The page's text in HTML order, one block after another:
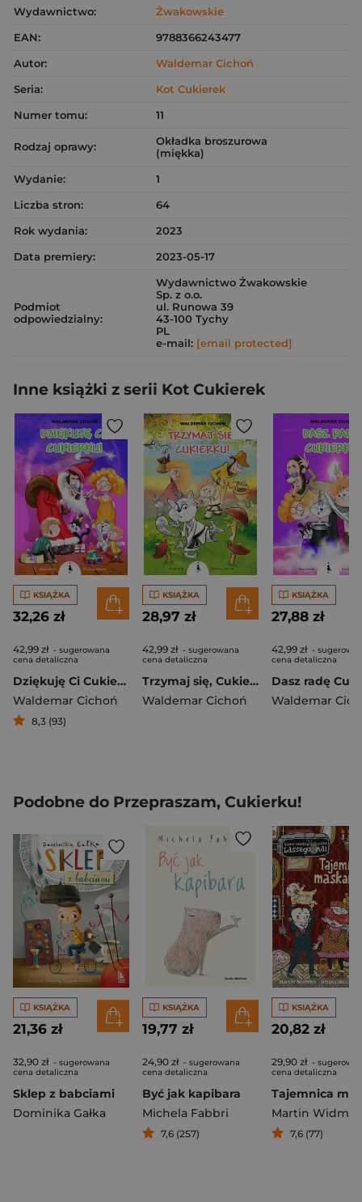
Wydawnictwo:
Żwakowskie
EAN:
9788366243477
Autor:
Waldemar Cichoń
Seria:
Kot Cukierek
Numer tomu:
11
Rodzaj oprawy:
Okładka broszurowa
(miękka)
Wydanie:
1
Liczba stron:
64
Rok wydania:
2023
Data premiery:
2023-05-17
Podmiot
odpowiedzialny:
Wydawnictwo Żwakowskie
Sp. z o.o.
ul. Runowa 39
43-100 Tychy
PL
e-mail: [email protected]
Inne książki z serii Kot Cukierek
KSIĄŻKA
32,26 zł
42,99 zł - sugerowana
cena detaliczna
Dziękuję Ci Cukierku!
Waldemar Cichoń
8,3 (93)
KSIĄŻKA
28,97 zł
42,99 zł - sugerowana
cena detaliczna
Trzymaj się, Cukierku!
Waldemar Cichoń
KSIĄŻKA
27,88 zł
42,99 zł -
cena detaliczna
Waldemar
Podobne do Przepraszam, Cukierku!
KSIĄŻKA
21,36 zł
32,90 zł - sugerowana
cena detaliczna
Sklep z babciami
Dominika Gałka
KSIĄŻKA
19,77 zł
24,90 zł - sugerowana
cena detaliczna
Być jak kapibara
Michela Fabbri
7,6 (257)
KSIĄŻKA
20,82 zł
29,90 zł -
cena detaliczna
Martin
7,6 (77)